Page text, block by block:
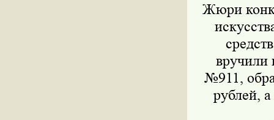
Жюри
вручили
№911,
рублей,